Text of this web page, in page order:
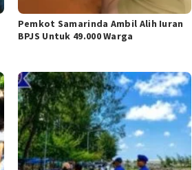
Pemkot Samarinda Ambil Alih Iuran
BPJS Untuk 49.000 Warga